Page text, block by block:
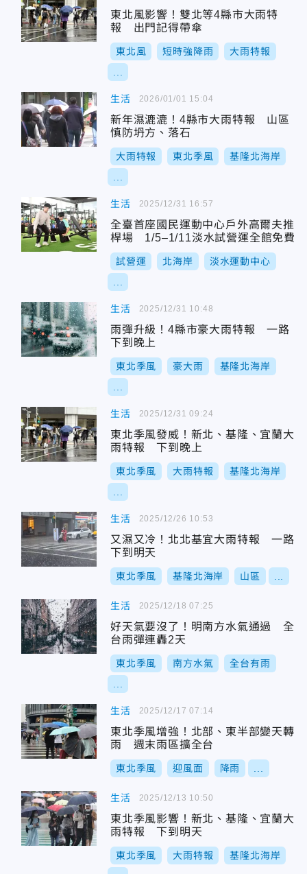
東北風影響！雙北等4縣市大雨特
報 出門記得帶傘
東北風 短時強降雨 大雨特報
生活
新年濕漉漉！4縣市大雨特報 山區
慎防坍方、落石
大雨特報 東北季風 基隆北海岸
2026/01/01 15:04
生活
全臺首座國民運動中心戶外高爾夫推
桿場 1/5–1/11淡水試營運全館免費
試營運 北海岸 淡水運動中心
2025/12/31 16:57
生活
雨彈升級！4縣市豪大雨特報 一路
下到晚上
東北季風 豪大雨 基隆北海岸
2025/12/31 10:48
生活
東北季風發威！新北、基隆、宜蘭大
雨特報 下到晚上
東北季風 大雨特報 基隆北海岸
2025/12/31 09:24
生活
又濕又冷！北北基宜大雨特報 一路
下到明天
東北季風 基隆北海岸 山區
2025/12/26 10:53
生活
好天氣要沒了！明南方水氣通過 全
台雨彈連轟2天
東北季風 南方水氣 全台有雨
2025/12/18 07:25
生活
東北季風增強！北部、東半部變天轉
雨 週末雨區擴全台
東北季風 迎風面 降雨
2025/12/17 07:14
生活
東北季風影響！新北、基隆、宜蘭大
雨特報 下到明天
東北季風 大雨特報 基隆北海岸
2025/12/13 10:50